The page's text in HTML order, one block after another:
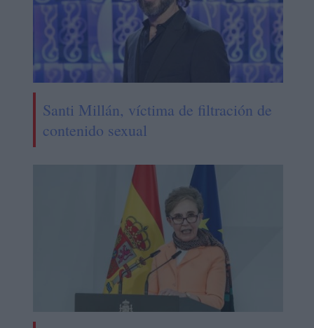
Santi Millán, víctima de filtración de
contenido sexual